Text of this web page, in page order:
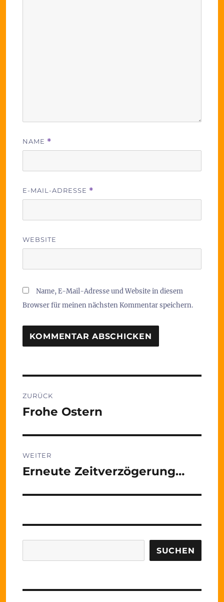
NAME *
E-MAIL-ADRESSE *
WEBSITE
Name, E-Mail-Adresse und Website in diesem
Browser für meinen nächsten Kommentar speichern.
ZURÜCK
Vorheriger
Frohe Ostern
WEITER
Nächster
Erneute Zeitverzögerung…
SUCHEN